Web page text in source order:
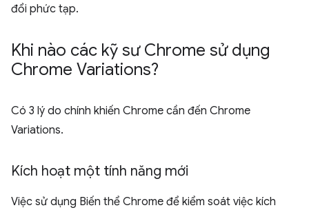
đổi phức tạp.
Khi nào các kỹ sư Chrome sử dụng
Chrome Variations?
Có 3 lý do chính khiến Chrome cần đến Chrome
Variations.
Kích hoạt một tính năng mới
Việc sử dụng Biến thể Chrome để kiểm soát việc kích